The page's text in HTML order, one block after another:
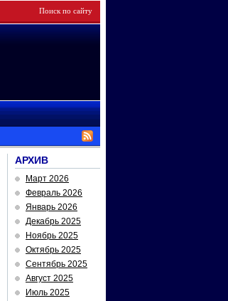
АРХИВ
Март 2026
Февраль 2026
Январь 2026
Декабрь 2025
Ноябрь 2025
Октябрь 2025
Сентябрь 2025
Август 2025
Июль 2025